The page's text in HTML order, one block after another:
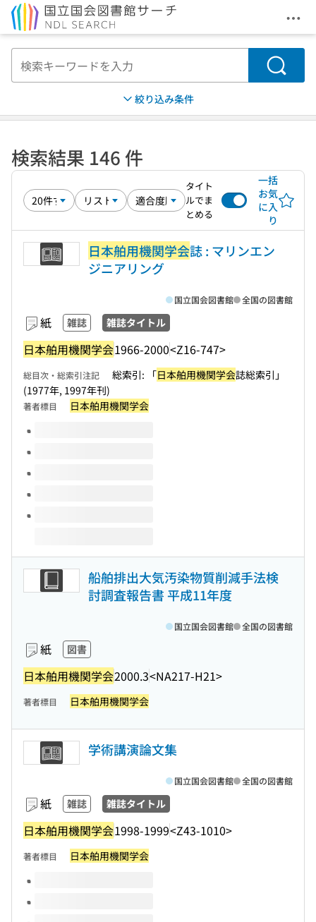
メ
検索
絞り込み条件
検索結果 146 件
タイト
ルでま
とめる
一括
お気
に入
り
日本舶用機関学会誌 : マリンエン
ジニアリング
紙 雑誌 雑誌タイトル
日本舶用機関学会1966-2000<Z16-747>
国立国会図書館 全国の図書館
総目次・総索引注記 総索引: 「日本舶用機関学会誌総索引」
(1977年, 1997年刊)
著者標目 日本舶用機関学会
このタイトルの巻号
船舶排出大気汚染物質削減手法検
討調査報告書 平成11年度
紙 図書
日本舶用機関学会2000.3<NA217-H21>
国立国会図書館 全国の図書館
著者標目 日本舶用機関学会
学術講演論文集
紙 雑誌 雑誌タイトル
日本舶用機関学会1998-1999<Z43-1010>
国立国会図書館 全国の図書館
著者標目 日本舶用機関学会
このタイトルの巻号